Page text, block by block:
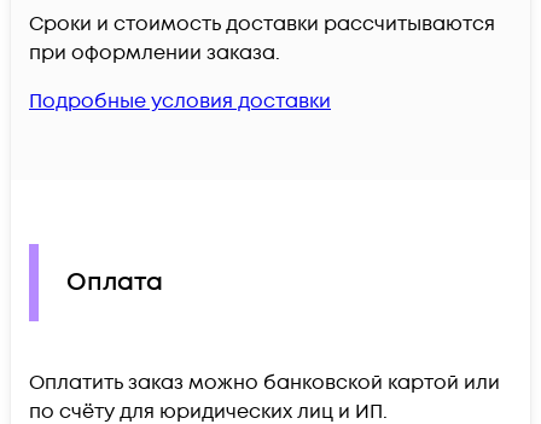
Сроки и стоимость доставки рассчитываются
при оформлении заказа.
Подробные условия доставки
Оплата
Оплатить заказ можно банковской картой или
по счёту для юридических лиц и ИП.